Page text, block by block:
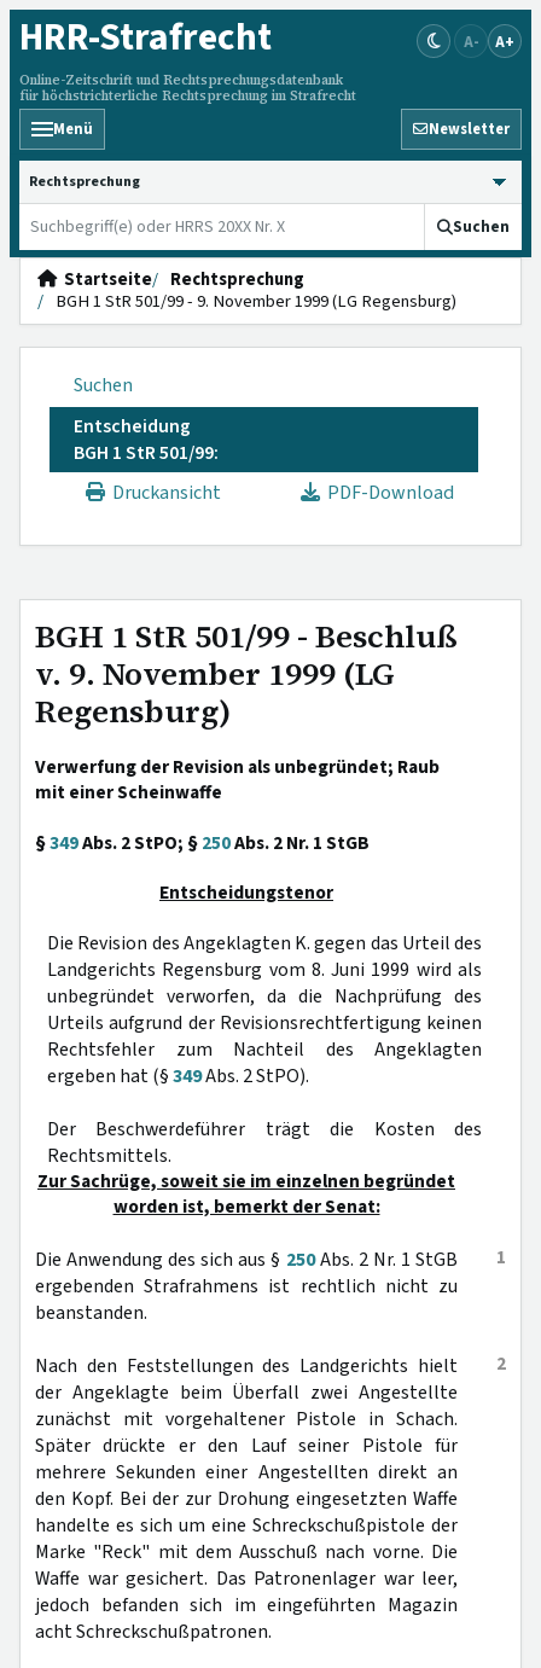
HRR-Strafrecht
Online-Zeitschrift und Rechtsprechungsdatenbank
für höchstrichterliche Rechtsprechung im Strafrecht
A- A+
Menü Newsletter
HRRS durchsuchen
Suchen
Startseite
Rechtsprechung
BGH 1 StR 501/99 - 9. November 1999 (LG Regensburg)
Suchen
Entscheidung
BGH 1 StR 501/99:
Druckansicht
PDF-Download
BGH 1 StR 501/99 - Beschluß
v. 9. November 1999 (LG
Regensburg)
Verwerfung der Revision als unbegründet; Raub
mit einer Scheinwaffe
§349Abs. 2 StPO; §250Abs. 2 Nr. 1 StGB
Entscheidungstenor
Die Revision des Angeklagten K. gegen das Urteil des
Landgerichts Regensburg vom 8. Juni 1999 wird als
unbegründet verworfen, da die Nachprüfung des
Urteils aufgrund der Revisionsrechtfertigung keinen
Rechtsfehler zum Nachteil des Angeklagten
ergeben hat (§349Abs. 2 StPO).
Der Beschwerdeführer trägt die Kosten des
Rechtsmittels.
Zur Sachrüge, soweit sie im einzelnen begründet
worden ist, bemerkt der Senat:
1
Die Anwendung des sich aus § 250Abs. 2 Nr. 1 StGB
ergebenden Strafrahmens ist rechtlich nicht zu
beanstanden.
2
Nach den Feststellungen des Landgerichts hielt
der Angeklagte beim Überfall zwei Angestellte
zunächst mit vorgehaltener Pistole in Schach.
Später drückte er den Lauf seiner Pistole für
mehrere Sekunden einer Angestellten direkt an
den Kopf. Bei der zur Drohung eingesetzten Waffe
handelte es sich um eine Schreckschußpistole der
Marke "Reck" mit dem Ausschuß nach vorne. Die
Waffe war gesichert. Das Patronenlager war leer,
jedoch befanden sich im eingeführten Magazin
acht Schreckschußpatronen.